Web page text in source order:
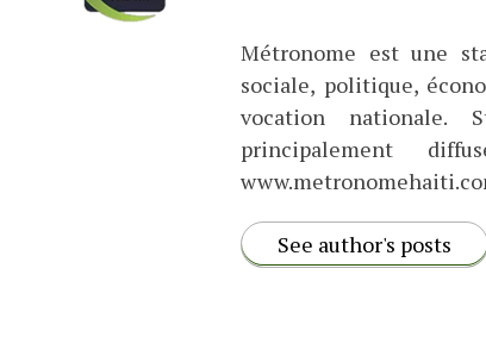
Métronome est une
sociale, politique,
vocation nationale.
principalement
See author's posts